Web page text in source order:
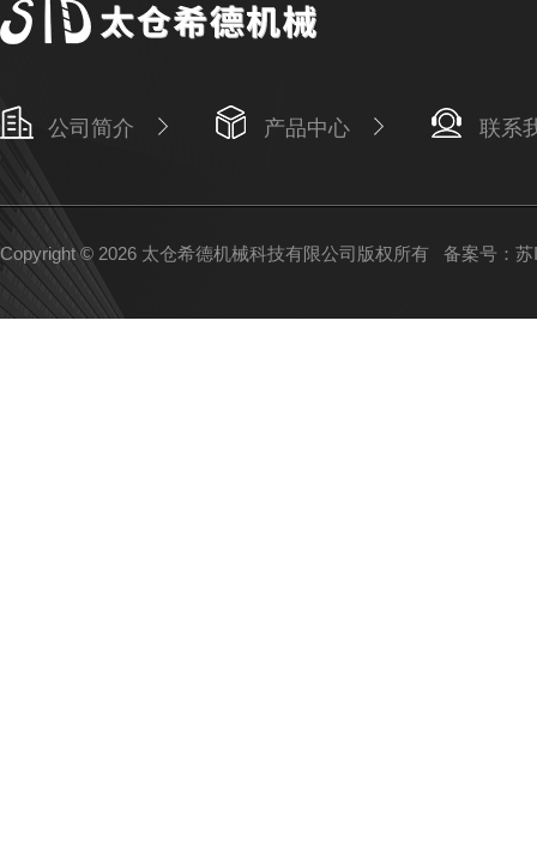
公司简介 产品中心 联系
Copyright © 2026 太仓希德机械科技有限公司版权所有 备案号：